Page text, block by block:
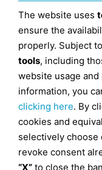
The website uses
ensure the
properly. Subject
tools, including
website usage
information, you
clicking here. By
cookies and
selectively choose
revoke consent
“X” to close the